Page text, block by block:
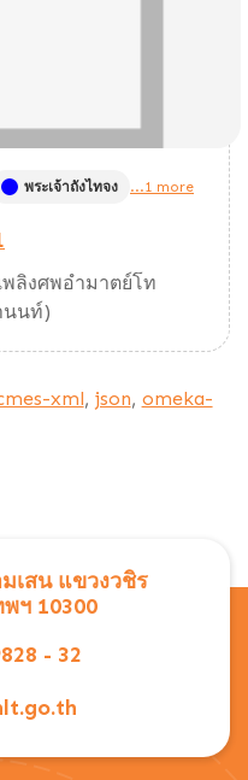
พระเจ้าถังไทจง ...1 more
ลิงศพอำมาตย์โท
นนท์)
xml, json, omeka-
เสน แขวงวชิร
ฯ 10300
- 32